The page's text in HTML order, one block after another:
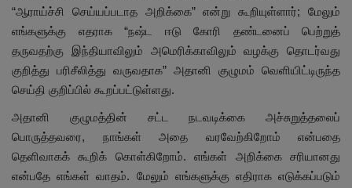
“ஆராய்ச்சி செய்யப்படாத அறிக்கை” என்று கூறியுள்ளார்; மேலும்
எங்களுக்கு எதராக “நஷ்ட ஈடு கோரி தண்டனைப் பெற்றுத்
தருவதற்கு இந்தியாவிலும் அமெரிக்காவிலும் வழக்கு தொடர்வது
குறித்து பரிசீலித்து வருவதாக” அதானி குழுமம் வெளியிட்டிருந்த
செய்தி குறிப்பில் கூறப்பட்டுள்ளது.
அதானி குழுமத்தின் சட்ட நடவடிக்கை அச்சுறுத்தலைப்
பொருத்தவரை, நாங்கள் அதை வரவேற்கிறோம் என்பதை
தெளிவாகக் கூறிக் கொள்கிறோம். எங்கள் அறிக்கை சரியானது
என்பதே எங்கள் வாதம். மேலும் எங்களுக்கு எதிராக எடுக்கப்படும்